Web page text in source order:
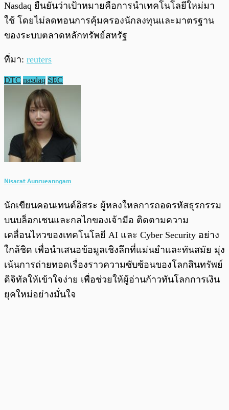
Nasdaq ยืนยันว่าเป้าหมายคือการนำเทคโนโลยีใหม่มา
ใช้ โดยไม่ลดทอนการคุ้มครองนักลงทุนและมาตรฐาน
ของระบบตลาดหลักทรัพย์สหรัฐ
ที่มา: reuters
DTC nasdaq SEC
Nisarat Aunrueanngam
นักเขียนคอนเทนต์อิสระ ผู้หลงใหลการถอดรหัสธุรกรรม
บนบล็อกเชนและกลไกของเจ้ามือ ติดตามความ
เคลื่อนไหวของเทคโนโลยี AI และ Cyber Security อย่าง
ใกล้ชิด เพื่อนำเสนอข้อมูลเชิงลึกที่แม่นยำและทันสมัย มุ่ง
เน้นการถ่ายทอดเรื่องราวความซับซ้อนของโลกสินทรัพย์
ดิจิทัลให้เข้าใจง่าย เพื่อช่วยให้ผู้อ่านก้าวทันโลกการเงิน
ยุคใหม่อย่างมั่นใจ